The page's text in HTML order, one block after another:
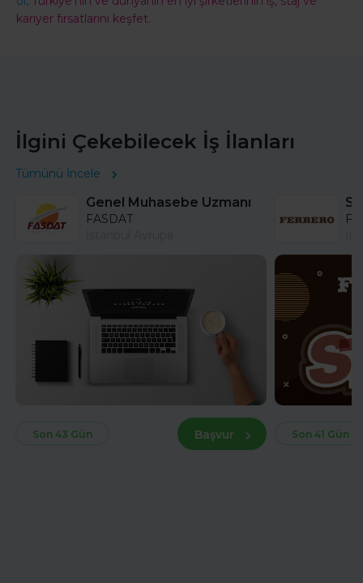
kariyer fırsatlarını keşfet.
İlgini Çekebilecek İş İlanları
Tümünü İncele
Genel Muhasebe Uzmanı
FASDAT
Son 43 Gün Başvur Son 41 Gün